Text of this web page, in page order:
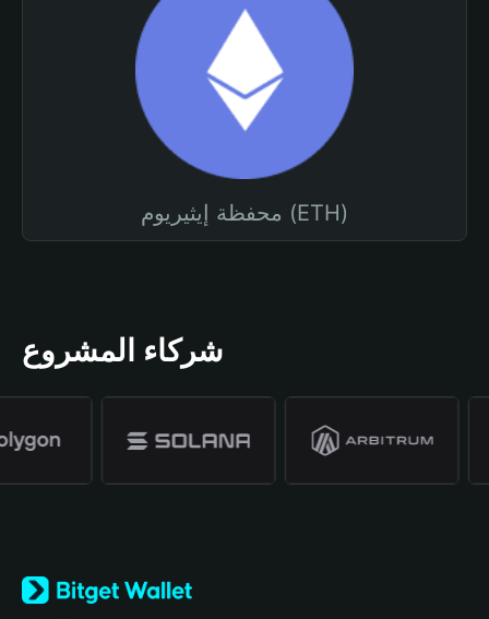
محفظة إيثيريوم (ETH)
شركاء المشروع